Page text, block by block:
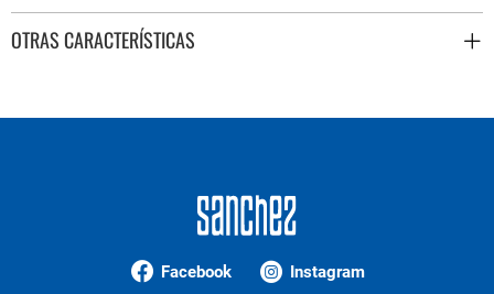
OTRAS CARACTERÍSTICAS
Facebook Instagram